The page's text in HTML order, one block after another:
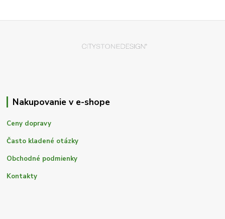
Nakupovanie v e-shope
Ceny dopravy
Často kladené otázky
Obchodné podmienky
Kontakty